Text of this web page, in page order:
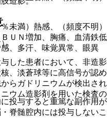
未満）熱感、（頻度不明）
ＵＮ増加、胸痛、血清鉄低
、多汗、味覚異常、眼異
投与すると重篤な副作用が
脊髄腔内には投与しないこ
した患者において、非造影
、淡蒼球等に高信号が認め
らガドリニウムが検出され
ウム造影剤を用いた検査の